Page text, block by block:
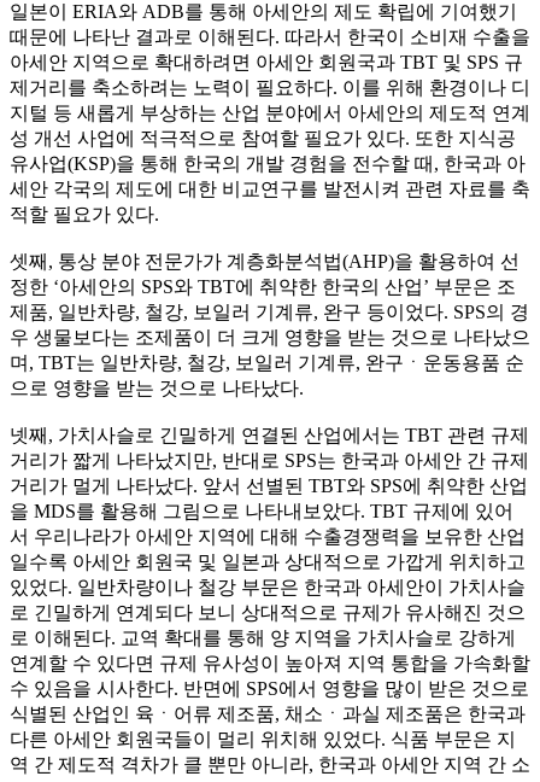
일본이 ERIA와 ADB를 통해 아세안의 제도 확립에 기여했기
때문에 나타난 결과로 이해된다. 따라서 한국이 소비재 수출을
아세안 지역으로 확대하려면 아세안 회원국과 TBT 및 SPS 규
제거리를 축소하려는 노력이 필요하다. 이를 위해 환경이나 디
지털 등 새롭게 부상하는 산업 분야에서 아세안의 제도적 연계
성 개선 사업에 적극적으로 참여할 필요가 있다. 또한 지식공
유사업(KSP)을 통해 한국의 개발 경험을 전수할 때, 한국과 아
세안 각국의 제도에 대한 비교연구를 발전시켜 관련 자료를 축
적할 필요가 있다.
셋째, 통상 분야 전문가가 계층화분석법(AHP)을 활용하여 선
정한 ‘아세안의 SPS와 TBT에 취약한 한국의 산업’ 부문은 조
제품, 일반차량, 철강, 보일러 기계류, 완구 등이었다. SPS의 경
우 생물보다는 조제품이 더 크게 영향을 받는 것으로 나타났으
며, TBT는 일반차량, 철강, 보일러 기계류, 완구ㆍ운동용품 순
으로 영향을 받는 것으로 나타났다.
넷째, 가치사슬로 긴밀하게 연결된 산업에서는 TBT 관련 규제
거리가 짧게 나타났지만, 반대로 SPS는 한국과 아세안 간 규제
거리가 멀게 나타났다. 앞서 선별된 TBT와 SPS에 취약한 산업
을 MDS를 활용해 그림으로 나타내보았다. TBT 규제에 있어
서 우리나라가 아세안 지역에 대해 수출경쟁력을 보유한 산업
일수록 아세안 회원국 및 일본과 상대적으로 가깝게 위치하고
있었다. 일반차량이나 철강 부문은 한국과 아세안이 가치사슬
로 긴밀하게 연계되다 보니 상대적으로 규제가 유사해진 것으
로 이해된다. 교역 확대를 통해 양 지역을 가치사슬로 강하게
연계할 수 있다면 규제 유사성이 높아져 지역 통합을 가속화할
수 있음을 시사한다. 반면에 SPS에서 영향을 많이 받은 것으로
식별된 산업인 육ㆍ어류 제조품, 채소ㆍ과실 제조품은 한국과
다른 아세안 회원국들이 멀리 위치해 있었다. 식품 부문은 지
역 간 제도적 격차가 클 뿐만 아니라, 한국과 아세안 지역 간 소